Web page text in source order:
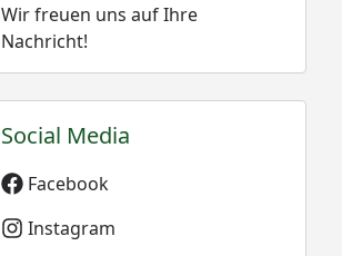
Wir freuen uns auf Ihre
Nachricht!
Social Media
Facebook
Instagram